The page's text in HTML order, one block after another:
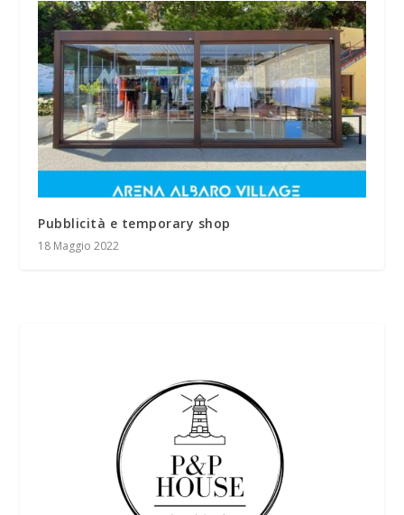
Pubblicità e temporary shop
18 Maggio 2022